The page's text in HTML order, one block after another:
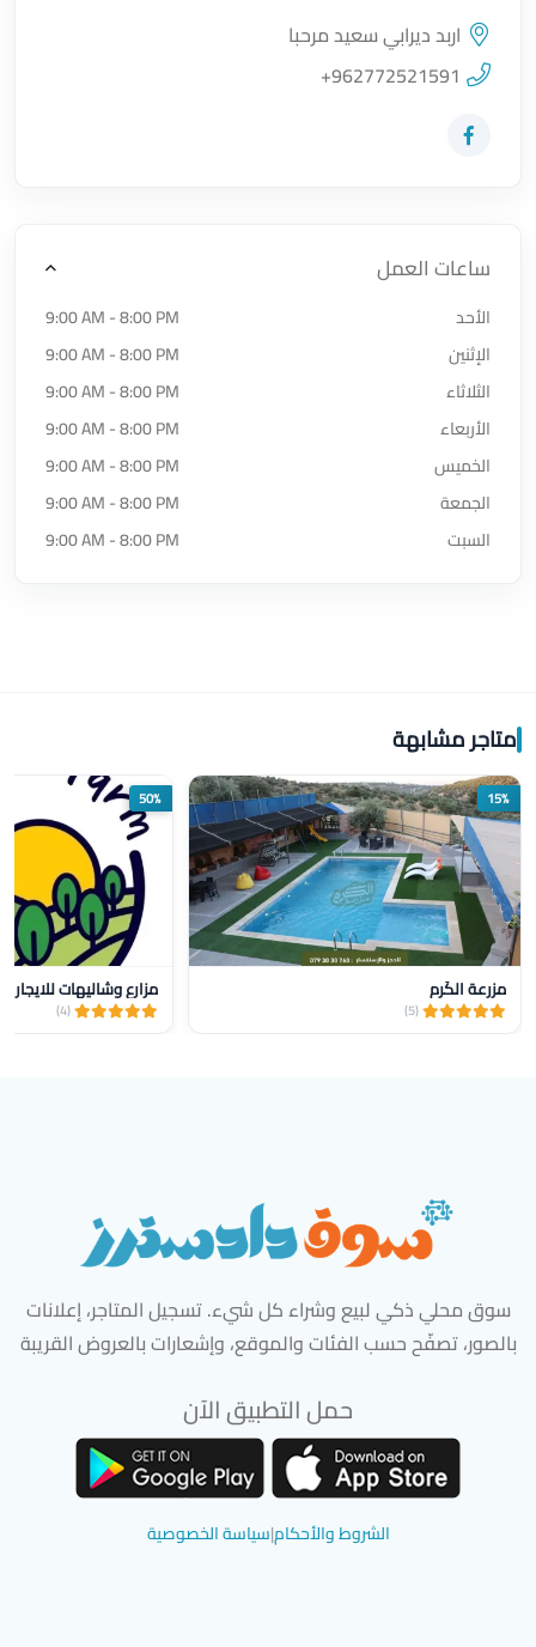
اضغط لتحميل الموقع
اربد ديرابي سعيد مرحبا
+962772521591
زيارة حساب المتجر على Facebook-f
ساعات العمل
الأحد
9:00 AM - 8:00 PM
الإثنين
9:00 AM - 8:00 PM
الثلاثاء
9:00 AM - 8:00 PM
الأربعاء
9:00 AM - 8:00 PM
الخميس
9:00 AM - 8:00 PM
الجمعة
9:00 AM - 8:00 PM
السبت
9:00 AM - 8:00 PM
متاجر مشابهة
15%
مزرعة الكَرِم
(5)
50%
مزارع وشاليهات للايجار yalla farm
(4)
سوق محلي ذكي لبيع وشراء كل شيء. تسجيل المتاجر، إعلانات
بالصور، تصفّح حسب الفئات والموقع، وإشعارات بالعروض القريبة
حمل التطبيق الآن
الشروط والأحكام|سياسة الخصوصية